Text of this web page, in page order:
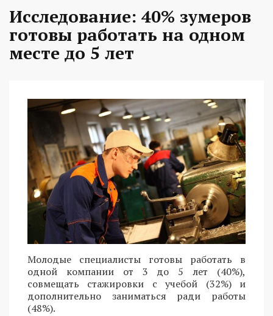
Исследование: 40% зумеров
готовы работать на одном
месте до 5 лет
Молодые специалисты готовы работать в
одной компании от 3 до 5 лет (40%),
совмещать стажировки с учебой (32%) и
дополнительно заниматься ради работы
(48%).